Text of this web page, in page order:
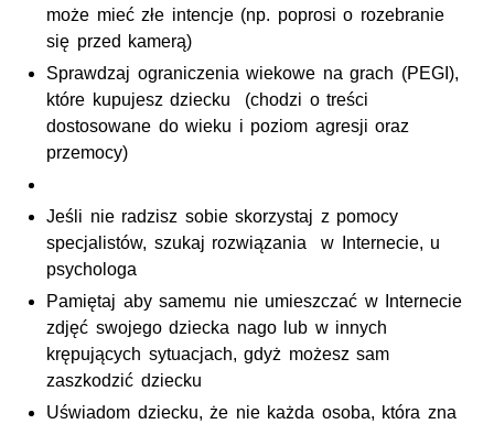
może mieć złe intencje (np. poprosi o rozebranie
się przed kamerą)
Sprawdzaj ograniczenia wiekowe na grach (PEGI),
które kupujesz dziecku (chodzi o treści
dostosowane do wieku i poziom agresji oraz
przemocy)
Jeśli nie radzisz sobie skorzystaj z pomocy
specjalistów, szukaj rozwiązania w Internecie, u
psychologa
Pamiętaj aby samemu nie umieszczać w Internecie
zdjęć swojego dziecka nago lub w innych
krępujących sytuacjach, gdyż możesz sam
zaszkodzić dziecku
Uświadom dziecku, że nie każda osoba, która zna